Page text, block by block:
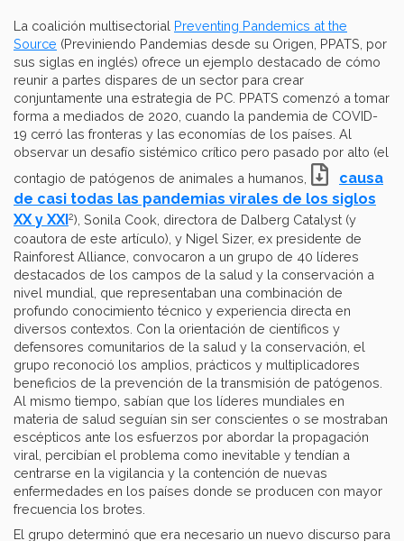
La coalición multisectorial Preventing Pandemics at the
Source (Previniendo Pandemias desde su Origen, PPATS, por
sus siglas en inglés) ofrece un ejemplo destacado de cómo
reunir a partes dispares de un sector para crear
conjuntamente una estrategia de PC. PPATS comenzó a tomar
forma a mediados de 2020, cuando la pandemia de COVID-
19 cerró las fronteras y las economías de los países. Al
observar un desafío sistémico crítico pero pasado por alto (el
contagio de patógenos de animales a humanos,
causa
de casi todas las pandemias virales de los siglos
XX y XXI 2), Sonila Cook, directora de Dalberg Catalyst (y
coautora de este artículo), y Nigel Sizer, ex presidente de
Rainforest Alliance, convocaron a un grupo de 40 líderes
destacados de los campos de la salud y la conservación a
nivel mundial, que representaban una combinación de
profundo conocimiento técnico y experiencia directa en
diversos contextos. Con la orientación de científicos y
defensores comunitarios de la salud y la conservación, el
grupo reconoció los amplios, prácticos y multiplicadores
beneficios de la prevención de la transmisión de patógenos.
Al mismo tiempo, sabían que los líderes mundiales en
materia de salud seguían sin ser conscientes o se mostraban
escépticos ante los esfuerzos por abordar la propagación
viral, percibían el problema como inevitable y tendían a
centrarse en la vigilancia y la contención de nuevas
enfermedades en los países donde se producen con mayor
frecuencia los brotes.
El grupo determinó que era necesario un nuevo discurso para